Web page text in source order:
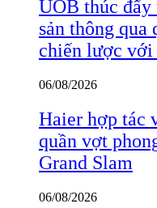
UOB thúc đẩy
sản thông qua
chiến lược
06/08/2026
Haier hợp tác
quần vợt
Grand Slam
06/08/2026